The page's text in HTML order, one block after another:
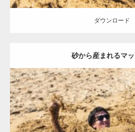
ダウンロード
砂から産まれるマ
Update: